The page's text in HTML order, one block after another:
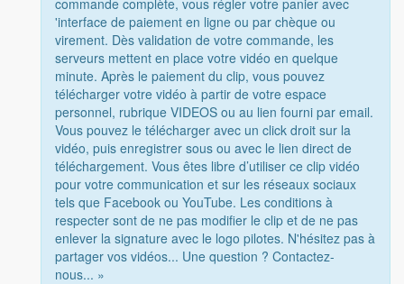
'interface de paiement en ligne ou par chèque ou
virement. Dès validation de votre commande, les
serveurs mettent en place votre vidéo en quelque
minute. Après le paiement du clip, vous pouvez
télécharger votre vidéo à partir de votre espace
personnel, rubrique VIDEOS ou au lien fourni par email.
Vous pouvez le télécharger avec un click droit sur la
vidéo, puis enregistrer sous ou avec le lien direct de
téléchargement. Vous êtes libre d’utiliser ce clip vidéo
pour votre communication et sur les réseaux sociaux
tels que Facebook ou YouTube. Les conditions à
respecter sont de ne pas modifier le clip et de ne pas
enlever la signature avec le logo pilotes. N'hésitez pas à
partager vos vidéos... Une question ? Contactez-
nous... »